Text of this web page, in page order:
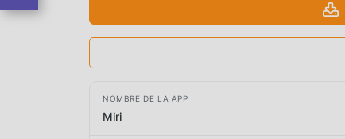
NOMBRE DE LA APP
Miri